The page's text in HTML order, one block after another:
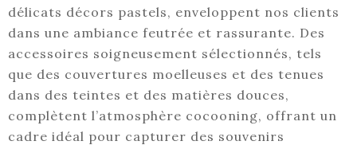
délicats décors pastels, enveloppent nos clients
dans une ambiance feutrée et rassurante. Des
accessoires soigneusement sélectionnés, tels
que des couvertures moelleuses et des tenues
dans des teintes et des matières douces,
complètent l’atmosphère cocooning, offrant un
cadre idéal pour capturer des souvenirs